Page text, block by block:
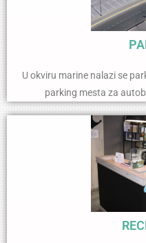
U okviru marine nalazi se
parking mesta za